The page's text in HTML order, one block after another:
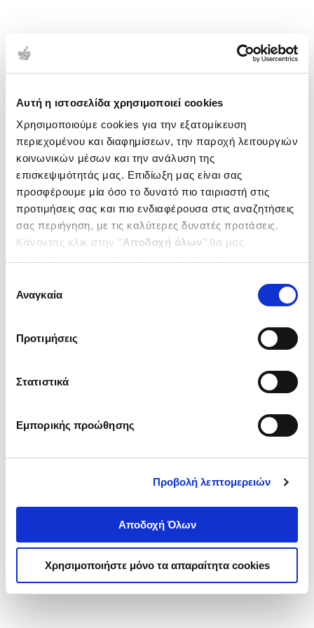
Αυτή η ιστοσελίδα χρησιμοποιεί cookies
Χρησιμοποιούμε cookies για την εξατομίκευση
περιεχομένου και διαφημίσεων, την παροχή λειτουργιών
κοινωνικών μέσων και την ανάλυση της
επισκεψιμότητάς μας. Επιδίωξη μας είναι σας
προσφέρουμε μία όσο το δυνατό πιο ταιριαστή στις
προτιμήσεις σας και πιο ενδιαφέρουσα στις αναζητήσεις
σας περιήγηση, με τις καλύτερες δυνατές προτάσεις.
Κάνοντας κλικ στην ‘’Αποδοχή όλων’’ θα μας
ενδιαφέρουν και να επιλέξετε από τα παρακάτω με την
΄΄και να ενημερωθείτε σχετικά με
συγκατάθεσης
Αναγκαία
Προτιμήσεις
Στατιστικά
Εμπορικής προώθησης
Προβολή λεπτομερειών
Αποδοχή Όλων
Χρησιμοποιήστε μόνο τα απαραίτητα cookies